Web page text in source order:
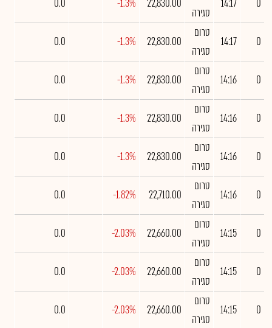
0
14:17
סגירה
22,830.00
-1.3%
0.0
0
14:17
טרום
סגירה
22,830.00
-1.3%
0.0
0
14:16
טרום
סגירה
22,830.00
-1.3%
0.0
0
14:16
טרום
סגירה
22,830.00
-1.3%
0.0
0
14:16
טרום
סגירה
22,830.00
-1.3%
0.0
0
14:16
טרום
סגירה
22,710.00
-1.82%
0.0
0
14:15
טרום
סגירה
22,660.00
-2.03%
0.0
0
14:15
טרום
סגירה
22,660.00
-2.03%
0.0
0
14:15
טרום
סגירה
22,660.00
-2.03%
0.0